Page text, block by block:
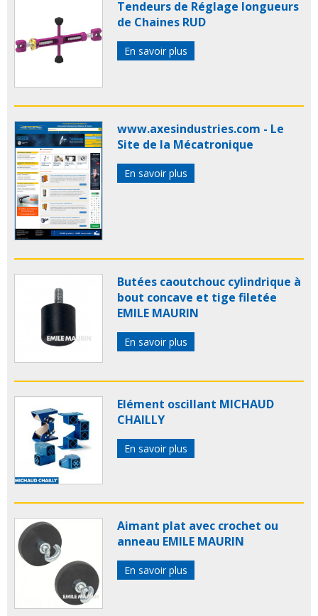
Tendeurs de Réglage longueurs
de Chaines RUD
En savoir plus
www.axesindustries.com - Le
Site de la Mécatronique
En savoir plus
Butées caoutchouc cylindrique à
bout concave et tige filetée
EMILE MAURIN
En savoir plus
Elément oscillant MICHAUD
CHAILLY
En savoir plus
Aimant plat avec crochet ou
anneau EMILE MAURIN
En savoir plus